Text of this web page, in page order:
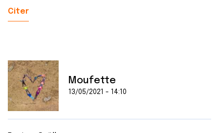
Citer
Moufette
13/05/2021 - 14:10